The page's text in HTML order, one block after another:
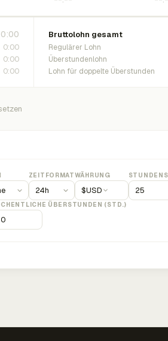
0:00
0:00
0:00
0:00
Bruttolohn gesamt
Regulärer Lohn
Überstundenlohn
Lohn für doppelte Überstunden
ZEITFORMATWÄHRUNG
$USD
ÜBERSTUNDEN (STD.)